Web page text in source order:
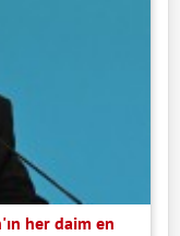
her daim en